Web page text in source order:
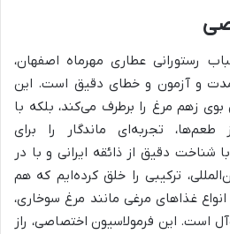
رستورانی عطاری مهرماه اصفهان،
و آزمون و خطای دقیق است. این
زهم مرغ را برطرف می‌کند، بلکه با
تجربه‌ای ماندگار را برای
شناخت دقیق از ذائقه ایرانی و با در
ترکیبی را خلق کرده‌ایم که هم
غذاهای مرغی مانند مرغ سوخاری،
است. این فرمولاسیون اختصاصی، راز